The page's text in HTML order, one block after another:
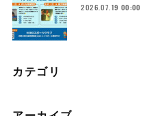
2026.07.19 00:00
カテゴリ